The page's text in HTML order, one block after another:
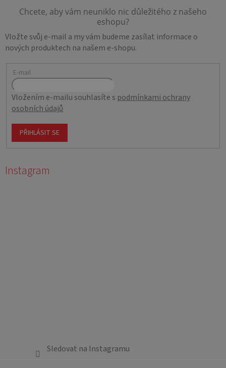
Vložte svůj e-mail a my vám budeme zasílat informace o
nových produktech na našem e-shopu.
E-mail
Vložením e-mailu souhlasíte s podmínkami ochrany
osobních údajů
PŘIHLÁSIT SE
Instagram
Sledovat na Instagramu